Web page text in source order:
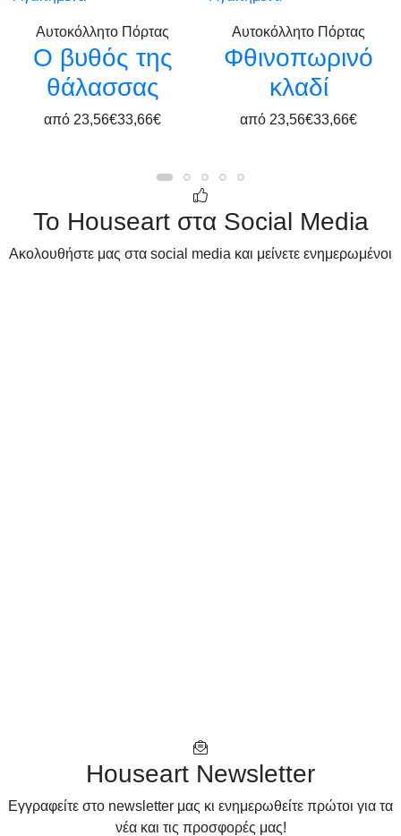
Αυτοκόλλητο Πόρτας
Ο βυθός της
θάλασσας
από 23,56€33,66€
Αυτοκόλλητο Πόρτας
Φθινοπωρινό
κλαδί
από 23,56€33,66€
Το Houseart στα Social Media
Ακολουθήστε μας στα social media και μείνετε ενημερωμένοι
Houseart Newsletter
Eγγραφείτε στο newsletter μας κι ενημερωθείτε πρώτοι για τα
νέα και τις προσφορές μας!